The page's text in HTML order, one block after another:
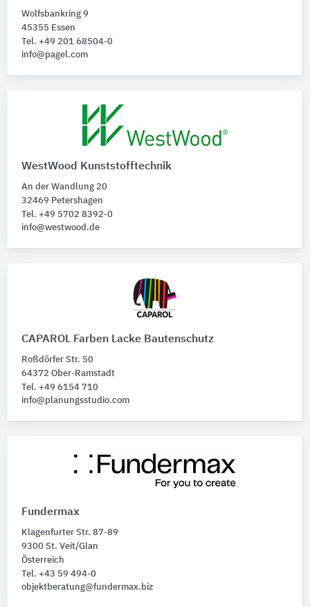
Wolfsbankring 9
45355 Essen
Tel. +49 201 68504-0
info@pagel.com
WestWood Kunststofftechnik
An der Wandlung 20
32469 Petershagen
Tel. +49 5702 8392-0
info@westwood.de
CAPAROL Farben Lacke Bautenschutz
Roßdörfer Str. 50
64372 Ober-Ramstadt
Tel. +49 6154 710
info@planungsstudio.com
Fundermax
Klagenfurter Str. 87-89
9300 St. Veit/Glan
Österreich
Tel. +43 59 494-0
objektberatung@fundermax.biz